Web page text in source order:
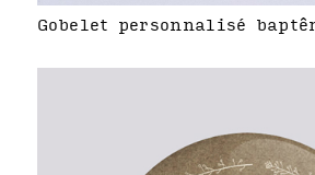
Gobelet personnalisé